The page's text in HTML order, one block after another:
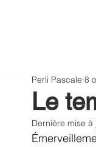
Le
Perli Pascale 8
Dernière mise à